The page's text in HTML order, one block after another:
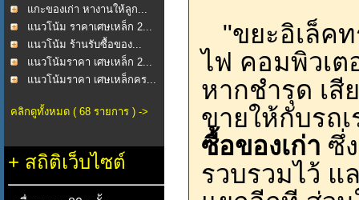
แกะของเก่า หางานให้ลูก...
แนวโน้ม ราคาเศษเหล็ก 2...
แนวโน้ม ร้านรับซื้อของ...
แนวโน้มราคา เศษเหล็ก 2...
แนวโน้มราคา เศษเหล็กคร...
คลิกดูทั้งหมด ( 68 รายการ ) ->
+ สถิติเว็บไซต์
"ขยะอิเล็ค
ไฟ คอมพิวเ
หากชำรุด เสี
ขายให้กับรถ
ซื้อของเก่า ซึ่ง
รวบรวมไว้ แ